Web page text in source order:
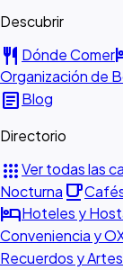
Descubrir
restaurant Dónde Comer
Organización de
articleBlog
Directorio
appsVer todas las
Nocturna local_cafe
hotelHoteles y
Conveniencia y
Recuerdos y